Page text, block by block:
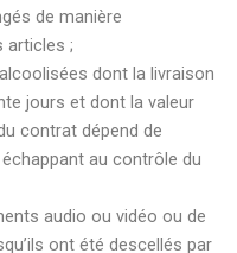
de manière
articles ;
dont la livraison
jours et dont la valeur
contrat dépend de
au contrôle du
audio ou vidéo ou de
ont été descellés par